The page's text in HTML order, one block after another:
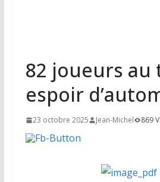
82 joueurs
espoir
23 octobre 2025 Jean-Michel 869